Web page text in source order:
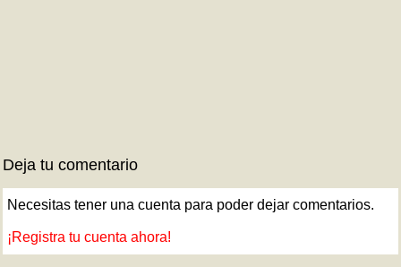
Deja tu comentario
Necesitas tener una cuenta para poder dejar comentarios.
¡Registra tu cuenta ahora!